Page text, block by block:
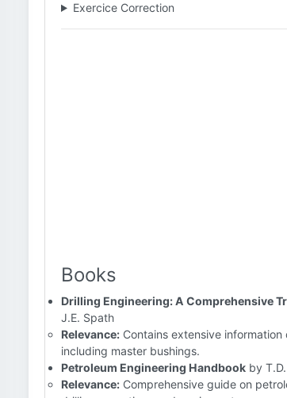
Exercice Correction
Books
Drilling Engineering: A Comprehensive
J.E. Spath
Relevance: Contains extensive
including master bushings.
Petroleum Engineering Handbook by
Relevance: Comprehensive guide on